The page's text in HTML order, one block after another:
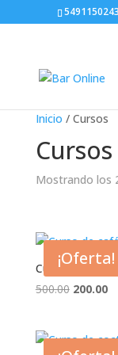
Inicio / Cursos
Cursos
Mostrando los
¡Oferta!
Curso de café
500.00 El
era:
200.00El